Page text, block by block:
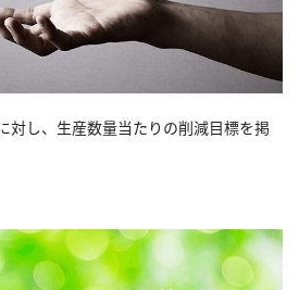
対し、生産数量当たりの削減目標を掲